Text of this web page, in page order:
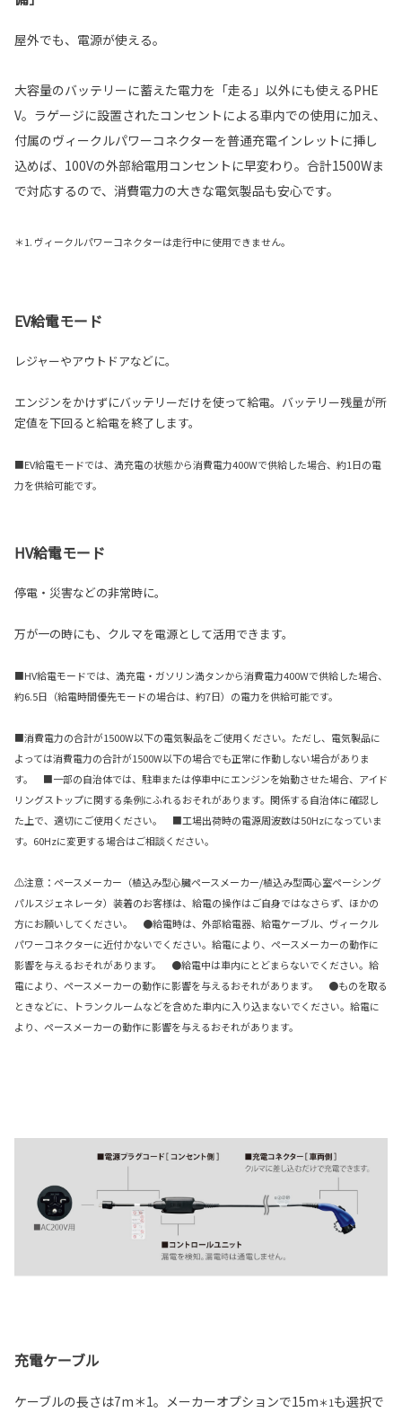
屋外でも、電源が使える。
大容量のバッテリーに蓄えた電力を「走る」以外にも使えるPHE
V。ラゲージに設置されたコンセントによる車内での使用に加え、
付属のヴィークルパワーコネクターを普通充電インレットに挿し
込めば、100Vの外部給電用コンセントに早変わり。合計1500Wま
で対応するので、消費電力の大きな電気製品も安心です。
＊1. ヴィークルパワーコネクターは走行中に使用できません。
EV給電モード
レジャーやアウトドアなどに。
エンジンをかけずにバッテリーだけを使って給電。バッテリー残量が所
定値を下回ると給電を終了します。
■EV給電モードでは、満充電の状態から消費電力400Wで供給した場合、約1日の電
力を供給可能です。
HV給電モード
停電・災害などの非常時に。
万が一の時にも、クルマを電源として活用できます。
■HV給電モードでは、満充電・ガソリン満タンから消費電力400Wで供給した場合、
約6.5日（給電時間優先モードの場合は、約7日）の電力を供給可能です。
■消費電力の合計が1500W以下の電気製品をご使用ください。ただし、電気製品に
よっては消費電力の合計が1500W以下の場合でも正常に作動しない場合がありま
す。 ■一部の自治体では、駐車または停車中にエンジンを始動させた場合、アイド
リングストップに関する条例にふれるおそれがあります。関係する自治体に確認し
た上で、適切にご使用ください。 ■工場出荷時の電源周波数は50Hzになっていま
す。60Hzに変更する場合はご相談ください。
⚠注意：ペースメーカー（植込み型心臓ペースメーカー/植込み型両心室ペーシング
パルスジェネレータ）装着のお客様は、給電の操作はご自身ではなさらず、ほかの
方にお願いしてください。 ●給電時は、外部給電器、給電ケーブル、ヴィークル
パワーコネクターに近付かないでください。給電により、ペースメーカーの動作に
影響を与えるおそれがあります。 ●給電中は車内にとどまらないでください。給
電により、ペースメーカーの動作に影響を与えるおそれがあります。 ●ものを取る
ときなどに、トランクルームなどを含めた車内に入り込まないでください。給電に
より、ペースメーカーの動作に影響を与えるおそれがあります。
充電ケーブル
ケーブルの長さは7m＊1。メーカーオプションで15m＊1も選択で